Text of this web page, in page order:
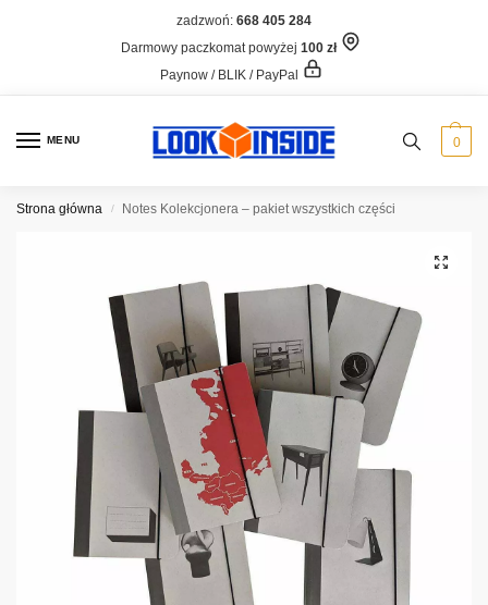
zadzwoń: 668 405 284
Darmowy paczkomat powyżej 100 zł
Paynow / BLIK / PayPal
MENU 0
Strona główna / Notes Kolekcjonera – pakiet wszystkich części